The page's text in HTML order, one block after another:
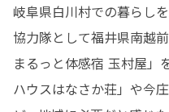
岐阜県白川村での暮らし
協力隊として福井県南越
まるっと体感宿 玉村屋」
ハウスはなさか荘」や今